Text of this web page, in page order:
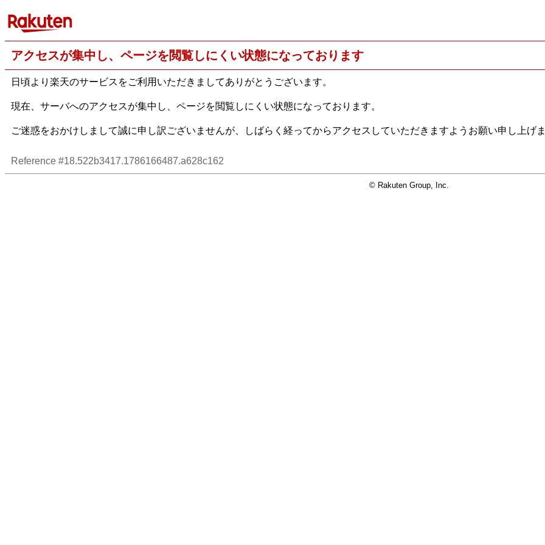
アクセスが集中し、ページを閲覧しにくい状態になっております
日頃より楽天のサービスをご利用いただきましてありがとうございます。
現在、サーバへのアクセスが集中し、ページを閲覧しにくい状態になっております。
ご迷惑をおかけしまして誠に申し訳ございませんが、しばらく経ってからアクセスしていただきますようお願い申し上げ
Reference #18.522b3417.1786166487.a628c162
© Rakuten Group, Inc.